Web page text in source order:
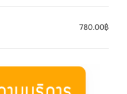
780.00฿